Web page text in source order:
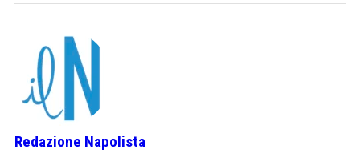
Redazione Napolista